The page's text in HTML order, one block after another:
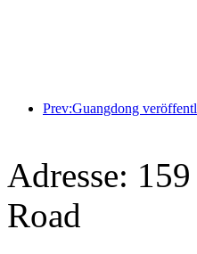
Adresse:
Road